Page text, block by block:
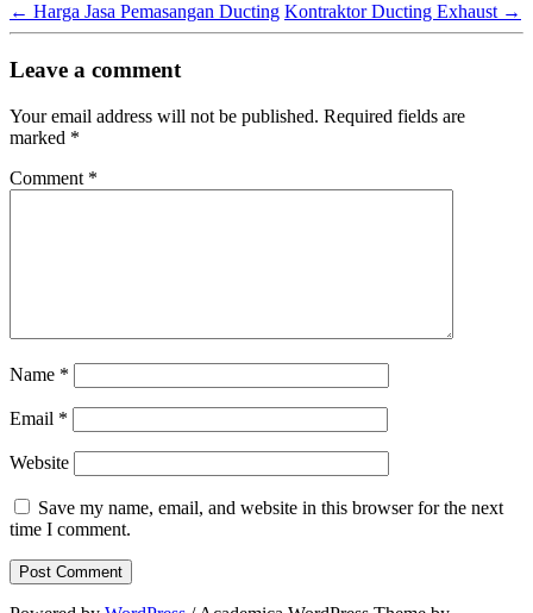
← Harga Jasa Pemasangan Ducting Kontraktor Ducting Exhaust →
Leave a comment
Your email address will not be published. Required fields are
marked *
Comment *
Name *
Email *
Website
Save my name, email, and website in this browser for the next
time I comment.